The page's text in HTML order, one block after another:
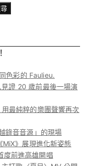
色彩的 Faulieu.
證 20 歲前最後一場演
最純粹的樂團聲響再次
錄音音源」的現場
》展現進化新姿態
度前進高雄開唱